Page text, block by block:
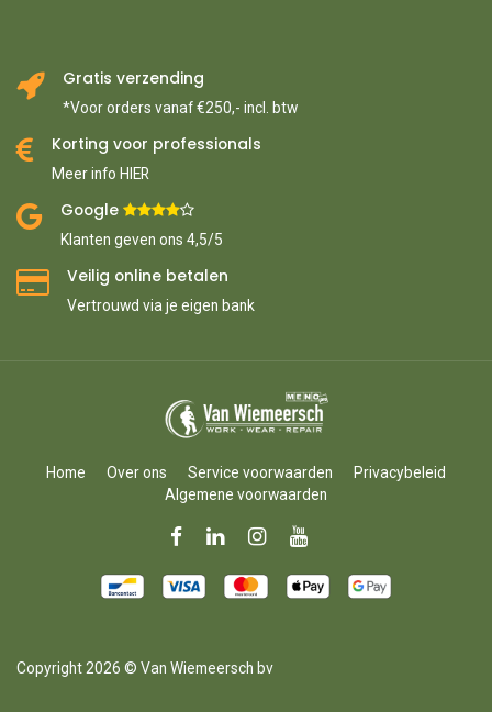
Gratis verzending
*Voor orders vanaf €250,- incl. btw
Korting voor professionals
Meer info HIER
Google ​
Klanten geven ons 4,5/5
Veilig online betalen
Vertrouwd via je eigen bank
Home Over ons Service voorwaarden
Privacybeleid
Algemene voorwaarden
Copyright 2026 © Van Wiemeersch bv